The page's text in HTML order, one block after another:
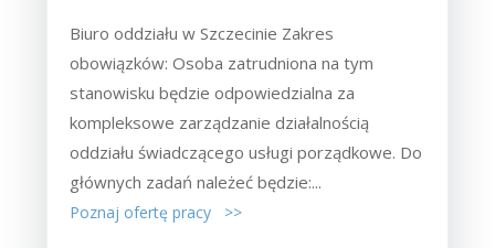
Biuro oddziału w Szczecinie Zakres
obowiązków: Osoba zatrudniona na tym
stanowisku będzie odpowiedzialna za
kompleksowe zarządzanie działalnością
oddziału świadczącego usługi porządkowe. Do
głównych zadań należeć będzie:...
Poznaj ofertę pracy >>